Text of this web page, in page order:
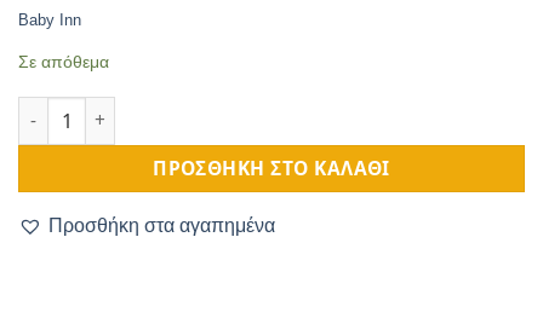
Baby Inn
Σε απόθεμα
ΠΡΟΣΘΉΚΗ ΣΤΟ ΚΑΛΆΘΙ
Προσθήκη στα αγαπημένα